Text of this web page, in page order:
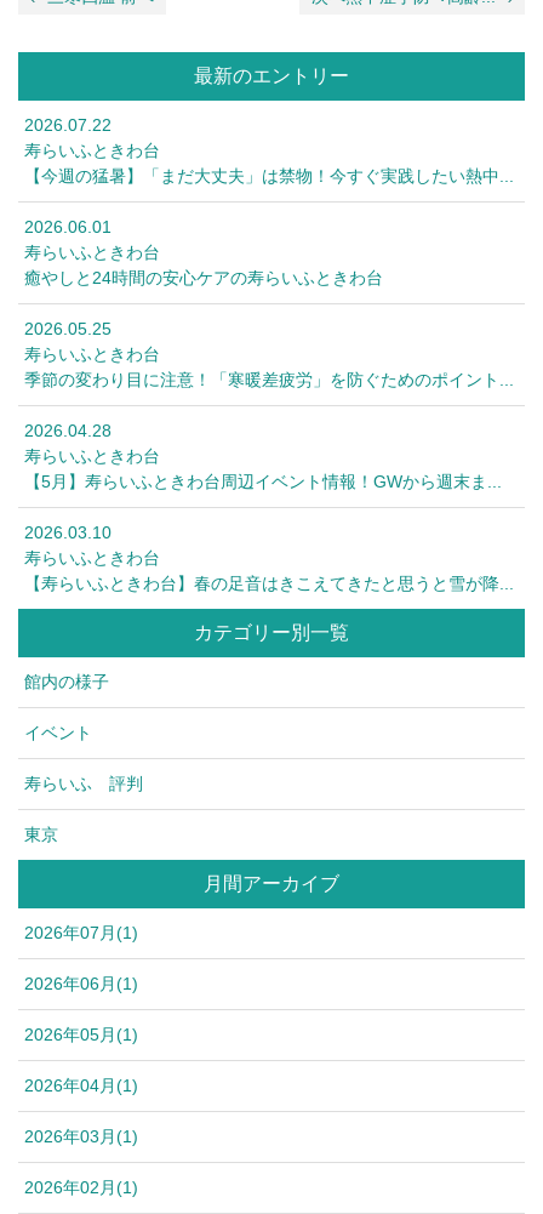
最新のエントリー
2026.07.22
寿らいふときわ台
【今週の猛暑】「まだ大丈夫」は禁物！今すぐ実践したい熱中...
2026.06.01
寿らいふときわ台
癒やしと24時間の安心ケアの寿らいふときわ台
2026.05.25
寿らいふときわ台
季節の変わり目に注意！「寒暖差疲労」を防ぐためのポイント...
2026.04.28
寿らいふときわ台
【5月】寿らいふときわ台周辺イベント情報！GWから週末ま...
2026.03.10
寿らいふときわ台
【寿らいふときわ台】春の足音はきこえてきたと思うと雪が降...
カテゴリー別一覧
館内の様子
イベント
寿らいふ 評判
東京
月間アーカイブ
2026年07月(1)
2026年06月(1)
2026年05月(1)
2026年04月(1)
2026年03月(1)
2026年02月(1)